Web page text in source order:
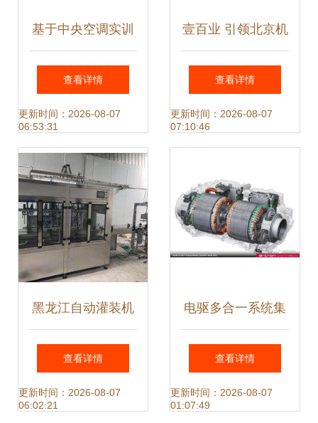
基于中央空调实训
考核装置的机电一
体化技术及产品开
发探究
查看详情
更新时间：2026-08-07
06:53:31
壹百业 引领北京机
电一体化技术及产
品创新
查看详情
更新时间：2026-08-07
07:10:46
黑龙江自动灌装机
技术概述与农药灌
装机价格分析
查看详情
更新时间：2026-08-07
06:02:21
电驱多合一系统集
成技术及开发流程
机电一体化技术及
查看详情
更新时间：2026-08-07
01:07:49